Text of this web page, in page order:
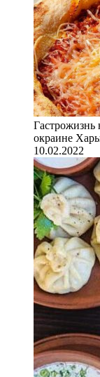
Гастрожизнь
окраине
10.02.2022